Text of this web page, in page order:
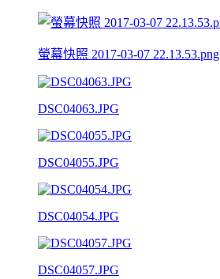
螢幕快照 2017-03-07 22.13.53.png
DSC04063.JPG
DSC04055.JPG
DSC04054.JPG
DSC04057.JPG